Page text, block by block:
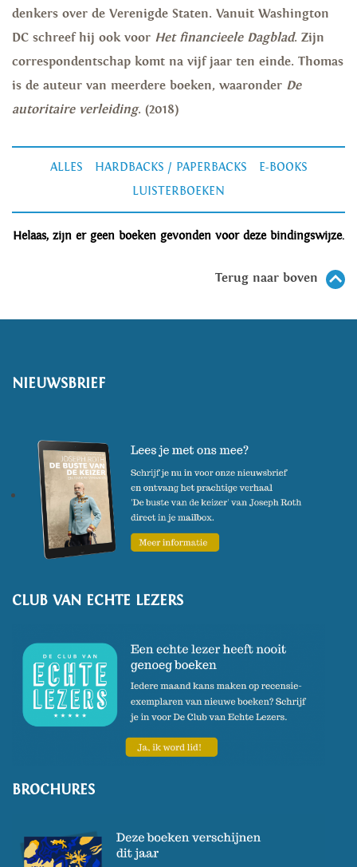
denkers over de Verenigde Staten. Vanuit Washington
DC schreef hij ook voor Het financieele Dagblad. Zijn
correspondentschap komt na vijf jaar ten einde. Thomas
is de auteur van meerdere boeken, waaronder De
autoritaire verleiding. (2018)
ALLES HARDBACKS / PAPERBACKS
E-BOOKS
LUISTERBOEKEN
Helaas, zijn er geen boeken gevonden voor deze bindingswijze.
Terug naar boven
NIEUWSBRIEF
CLUB VAN ECHTE LEZERS
BROCHURES